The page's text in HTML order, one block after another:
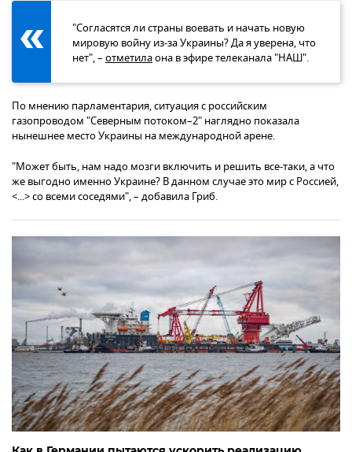
"Согласятся ли страны воевать и начать новую
мировую войну из-за Украины? Да я уверена, что
нет", – отметилаона в эфире телеканала "НАШ".
По мнению парламентария, ситуация с российским
газопроводом "Северным потоком–2" наглядно показала
нынешнее место Украины на международной арене.
"Может быть, нам надо мозги включить и решить все-таки, а что
же выгодно именно Украине? В данном случае это мир с Россией,
<...> со всеми соседями", – добавила Гриб.